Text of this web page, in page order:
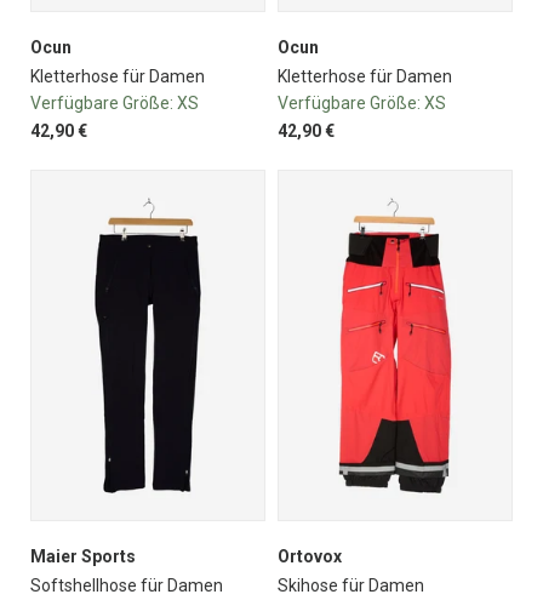
Ocun
Kletterhose für Damen
Verfügbare Größe: XS
42,90 €
Ocun
Kletterhose für Damen
Verfügbare Größe: XS
42,90 €
Maier Sports
Softshellhose für Damen
Ortovox
Skihose für Damen